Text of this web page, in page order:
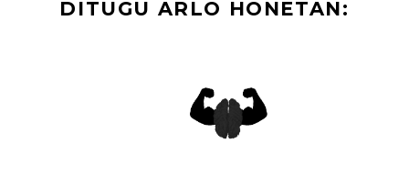
DITUGU ARLO HONETAN: